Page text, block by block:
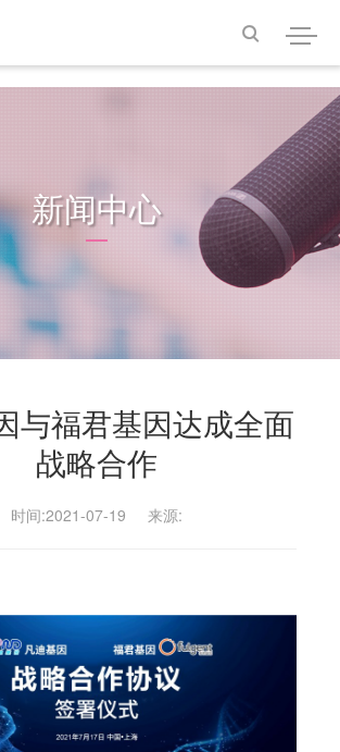

新闻中心
与福君基因达成全面
战略合作
时间:2021-07-19 来源: